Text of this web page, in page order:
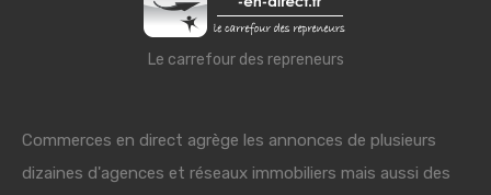
Le carrefour des repreneurs
Commerces en direct agrège les annonces de plusieurs
dizaines d'agences et réseaux immobiliers mais aussi des